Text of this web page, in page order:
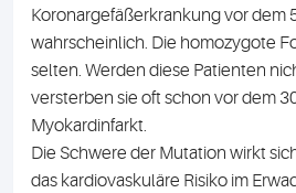
Koronargefäßerkrankung vor dem
wahrscheinlich. Die homozygote
selten. Werden diese Patienten
versterben sie oft schon vor dem
Myokardinfarkt.
Die Schwere der Mutation wirkt
das kardiovaskuläre Risiko im